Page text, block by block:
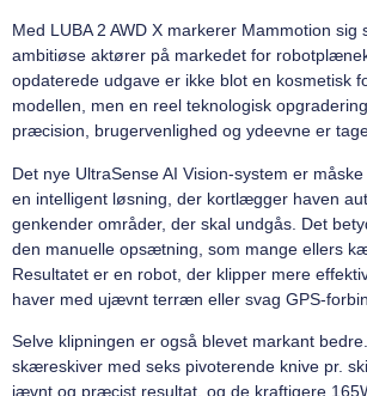
Med LUBA 2 AWD X markerer Mammotion sig
ambitiøse aktører på markedet for
opdaterede udgave er ikke blot en kosmetisk
modellen, men en reel teknologisk
præcision, brugervenlighed og ydeevne er
Det nye UltraSense AI Vision-system er
en intelligent løsning, der kortlægger haven
genkender områder, der skal undgås. Det
den manuelle opsætning, som mange ellers
Resultatet er en robot, der klipper mere
haver med ujævnt terræn eller svag GPS-
Selve klipningen er også blevet markant
skæreskiver med seks pivoterende knive pr.
jævnt og præcist resultat, og de kraftigere